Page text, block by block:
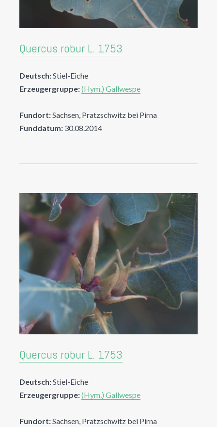
Quercus robur L. 1753
Deutsch:Stiel-Eiche
Erzeugergruppe:(Hym.) Gallwespe
Fundort:Sachsen, Pratzschwitz bei Pirna
Funddatum: 30.08.2014
Quercus robur L. 1753
Deutsch:Stiel-Eiche
Erzeugergruppe:(Hym.) Gallwespe
Fundort:Sachsen, Pratzschwitz bei Pirna